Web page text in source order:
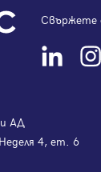
Свържете
АД
4, ет. 6